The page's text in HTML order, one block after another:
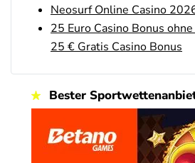
bet-at-home Bonus
100% bis zu 100€
AGB gelten
Zum Casino Bonus
Neosurf Online Casino
25 Euro Casino Bonus
25 € Gratis Casino Bonus
Bester